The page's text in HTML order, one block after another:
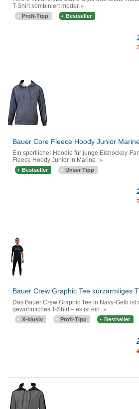
T-Shirt kombiniert moder.
Profi-Tipp Bestseller
Bauer Core Fleece Hoody Junior
Ein sportlicher Hoodie für junge Eishockey-
Fleece Hoody Junior in Marine .
Bestseller Unser Tipp
Bauer Crew Graphic Tee kurzärmliges
Das Bauer Crew Graphic Tee in Navy-Gelb ist
gewöhnliches T-Shirt – es ist ein .
X-klusiv Profi-Tipp Bestseller